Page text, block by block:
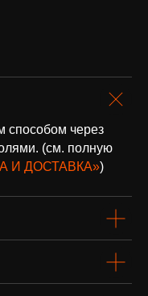
способом через
(см. полную
И ДОСТАВКА»)